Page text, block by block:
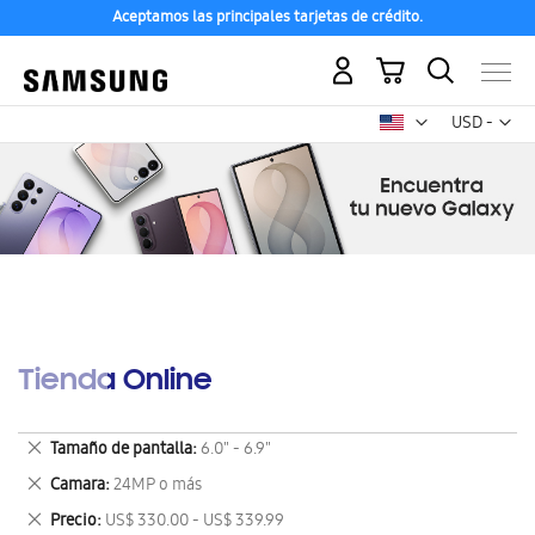
Aceptamos las principales tarjetas de crédito.
USD -
dólar
Mi carrito
Tienda Online
Tamaño de pantalla 6.0" - 6.9"
Eliminar
este
artículo
Camara 24MP o más
Eliminar
este
Precio US$ 330.00 - US$ 339.99
Eliminar